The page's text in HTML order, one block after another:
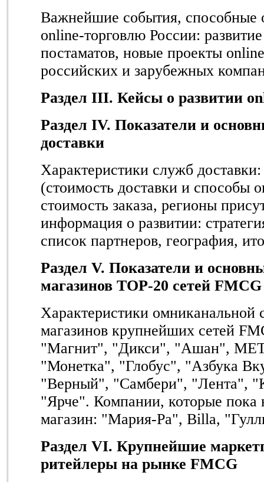
Важнейшие события, способные
online-торговлю России:
постаматов, новые проекты
российских и зарубежных
Раздел III. Кейсы о развитии
Раздел IV. Показатели и
доставки
Характеристики служб
(стоимость доставки и способы
стоимость заказа, регионы
информация о развитии:
список партнеров, география,
Раздел V. Показатели и
магазинов TOP-20 сетей FMCG
Характеристики омниканальной
магазинов крупнейших сетей
"Магнит", "Дикси", "Ашан",
"Монетка", "Глобус", "Азбука
"Верный", "Самбери", "Лента",
"Ярче". Компании, которые пока
магазин: "Мария-Ра", Billa,
Раздел VI. Крупнейшие
ритейлеры на рынке FMCG